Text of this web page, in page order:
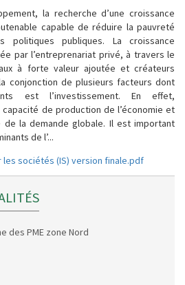
la recherche d’une croissance
capable de réduire la pauvreté
politiques publiques. La croissance
par l’entreprenariat privé, à travers le
à forte valeur ajoutée et créateurs
conjonction de plusieurs facteurs dont
est l’investissement. En effet,
de production de l’économie et
de la demande globale. Il est important
de l’...
les sociétés (IS) version finale.pdf
des PME zone Nord